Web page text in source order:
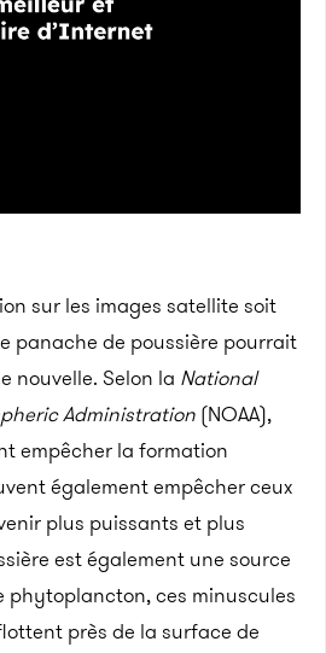
sur les images satellite soit
panache de poussière pourrait
nouvelle. Selon la National
Administration (NOAA),
empêcher la formation
également empêcher ceux
plus puissants et plus
est également une source
phytoplancton, ces minuscules
près de la surface de